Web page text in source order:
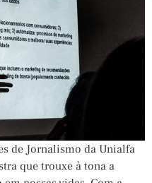
de Jornalismo da Unialfa
que trouxe à tona a